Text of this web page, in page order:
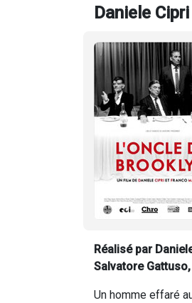
Daniele
Réalisé par
Salvatore
Un homme effaré